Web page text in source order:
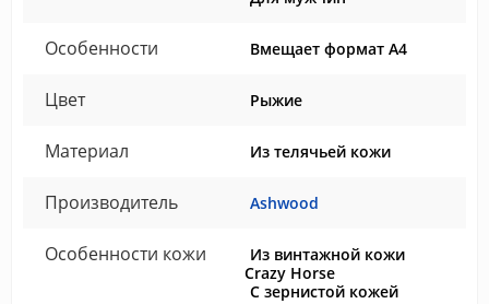
Особенности Вмещает формат А4
Цвет Рыжие
Материал Из телячьей кожи
Производитель Ashwood
Особенности кожи
Из винтажной кожи
Crazy Horse
С зернистой кожей